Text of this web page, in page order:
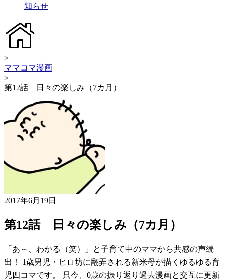
知らせ
>
ママコマ漫画
>
第12話 日々の楽しみ（7カ月）
2017年6月19日
第12話 日々の楽しみ（7カ月）
「あ～、わかる（笑）」と子育て中のママから共感の声続
出！ 1歳男児・ヒロ坊に翻弄される新米母が描くゆるゆる育
児四コマです。 只今、0歳の振り返り過去漫画と交互に更新